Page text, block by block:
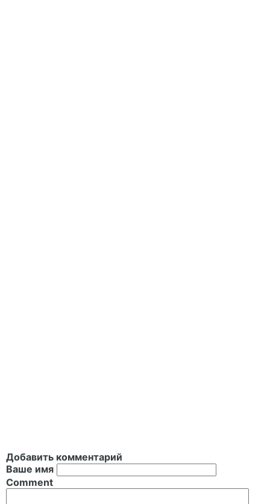
Добавить комментарий
Ваше имя
Comment